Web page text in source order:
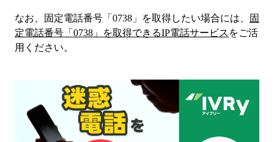
なお、固定電話番号「 0738 」を取得したい場合には、
固
定電話番号「 0738 」を取得できるIP電話サービス をご活
用ください。